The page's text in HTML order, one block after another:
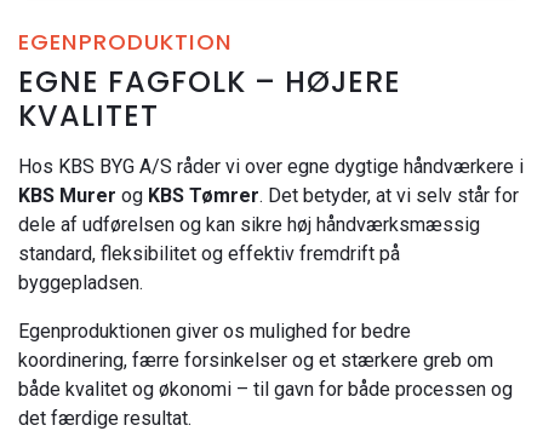
EGENPRODUKTION
EGNE FAGFOLK – HØJERE
KVALITET
Hos KBS BYG A/S råder vi over egne dygtige håndværkere i
KBS Murer og KBS Tømrer. Det betyder, at vi selv står for
dele af udførelsen og kan sikre høj håndværksmæssig
standard, fleksibilitet og effektiv fremdrift på
byggepladsen.
Egenproduktionen giver os mulighed for bedre
koordinering, færre forsinkelser og et stærkere greb om
både kvalitet og økonomi – til gavn for både processen og
det færdige resultat.